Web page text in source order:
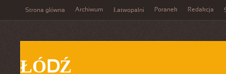
Strona główna Archiwum Łatwopalni Poranek Redakcja
ŁÓDŹ